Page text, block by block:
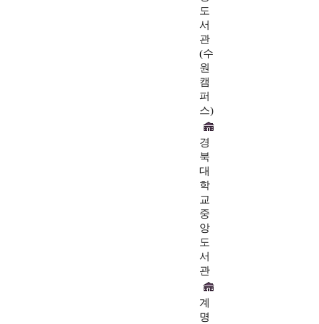
도
서
관
(수
원
캠
퍼
스)
경
북
대
학
교
중
앙
도
서
관
계
명